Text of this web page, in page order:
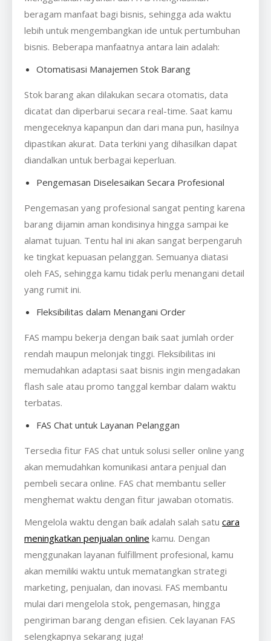
beragam manfaat bagi bisnis, sehingga ada waktu
lebih untuk mengembangkan ide untuk pertumbuhan
bisnis. Beberapa manfaatnya antara lain adalah:
Otomatisasi Manajemen Stok Barang
Stok barang akan dilakukan secara otomatis, data
dicatat dan diperbarui secara real-time. Saat kamu
mengeceknya kapanpun dan dari mana pun, hasilnya
dipastikan akurat. Data terkini yang dihasilkan dapat
diandalkan untuk berbagai keperluan.
Pengemasan Diselesaikan Secara Profesional
Pengemasan yang profesional sangat penting karena
barang dijamin aman kondisinya hingga sampai ke
alamat tujuan. Tentu hal ini akan sangat berpengaruh
ke tingkat kepuasan pelanggan. Semuanya diatasi
oleh FAS, sehingga kamu tidak perlu menangani detail
yang rumit ini.
Fleksibilitas dalam Menangani Order
FAS mampu bekerja dengan baik saat jumlah order
rendah maupun melonjak tinggi. Fleksibilitas ini
memudahkan adaptasi saat bisnis ingin mengadakan
flash sale atau promo tanggal kembar dalam waktu
terbatas.
FAS Chat untuk Layanan Pelanggan
Tersedia fitur FAS chat untuk solusi seller online yang
akan memudahkan komunikasi antara penjual dan
pembeli secara online. FAS chat membantu seller
menghemat waktu dengan fitur jawaban otomatis.
Mengelola waktu dengan baik adalah salah satu cara
meningkatkan penjualan online kamu. Dengan
menggunakan layanan fulfillment profesional, kamu
akan memiliki waktu untuk mematangkan strategi
marketing, penjualan, dan inovasi. FAS membantu
mulai dari mengelola stok, pengemasan, hingga
pengiriman barang dengan efisien. Cek layanan FAS
selengkapnya sekarang juga!